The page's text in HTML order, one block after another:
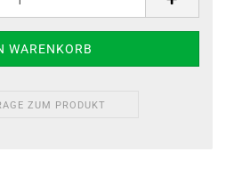
ZUM PRODUKT